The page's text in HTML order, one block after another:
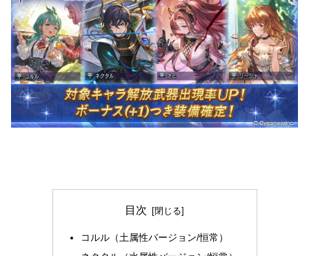
目次
コルル（土属性バージョン/恒常）